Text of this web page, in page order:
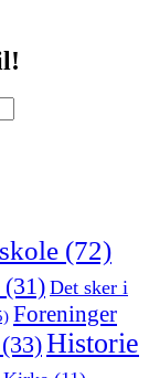
(72)
(31) Det sker i
Foreninger
(33)Historie